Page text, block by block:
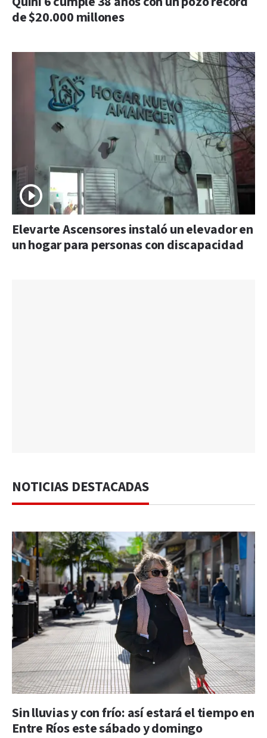
de $20.000 millones
Elevarte Ascensores instaló un elevador en
un hogar para personas con discapacidad
NOTICIAS DESTACADAS
Sin lluvias y con frío: así estará el tiempo en
Entre Ríos este sábado y domingo